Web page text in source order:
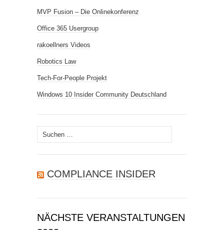
MVP Fusion – Die Onlinekonferenz
Office 365 Usergroup
rakoellners Videos
Robotics Law
Tech-For-People Projekt
Windows 10 Insider Community Deutschland
Suchen
nach:
COMPLIANCE INSIDER
NÄCHSTE VERANSTALTUNGEN